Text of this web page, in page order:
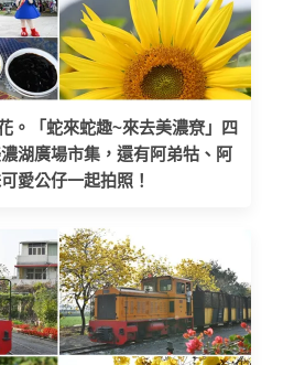
。「蛇來蛇趣~來去美濃尞」四
湖廣場市集，還有阿弟牯、阿
愛公仔一起拍照！